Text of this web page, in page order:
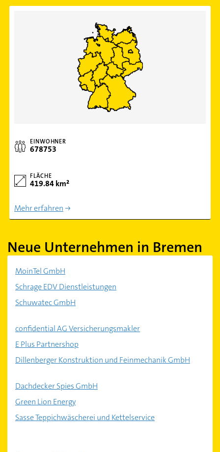
EINWOHNER
678753
FLÄCHE
419.84 km²
Mehr erfahren
Neue Unternehmen in Bremen
MoinTel GmbH
Schrage EDV Dienstleistungen
Schuwatec GmbH
confidential AG Versicherungsmakler
E Plus Partnershop
Dillenberger Konstruktion und Feinmechanik GmbH
Dachdecker Spies GmbH
Green Lion Energy
Sasse Teppichwäscherei und Kettelservice